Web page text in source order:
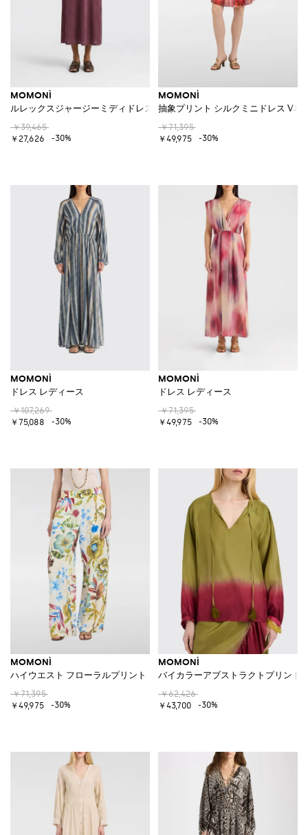
MOMONÌ
ルレックスジャージーミディドレス
￥39,465
￥27,626
-30%
MOMONÌ
抽象プリント シルクミニドレス Vネ
￥71,395
￥49,975
-30%
MOMONÌ
ドレス レディース
￥107,269
￥75,088
-30%
MOMONÌ
ドレス レディース
￥71,395
￥49,975
-30%
MOMONÌ
ハイウエスト フローラルプリント シルクパラッツォパンツ
￥71,395
￥49,975
-30%
MOMONÌ
バイカラーアブストラクトプリント
￥62,426
￥43,700
-30%